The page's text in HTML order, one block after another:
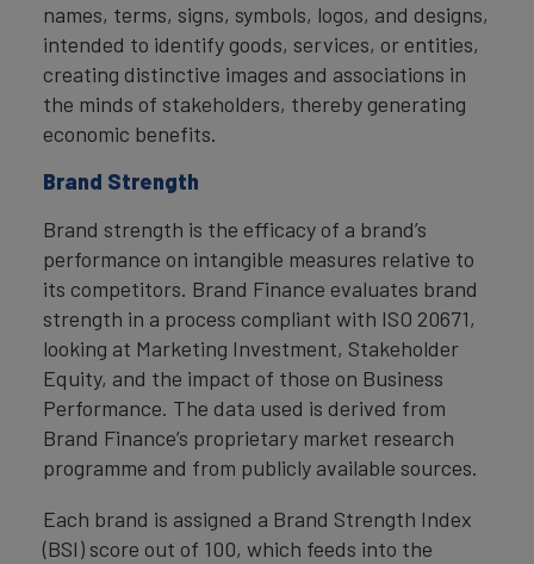
names, terms, signs, symbols, logos, and designs,
intended to identify goods, services, or entities,
creating distinctive images and associations in
the minds of stakeholders, thereby generating
economic benefits.
Brand Strength
Brand strength is the efficacy of a brand’s
performance on intangible measures relative to
its competitors. Brand Finance evaluates brand
strength in a process compliant with ISO 20671,
looking at Marketing Investment, Stakeholder
Equity, and the impact of those on Business
Performance. The data used is derived from
Brand Finance’s proprietary market research
programme and from publicly available sources.
Each brand is assigned a Brand Strength Index
(BSI) score out of 100, which feeds into the